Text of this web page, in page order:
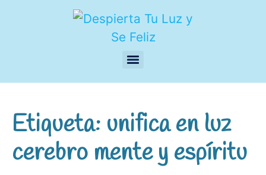
Etiqueta: unifica en luz
cerebro mente y espíritu